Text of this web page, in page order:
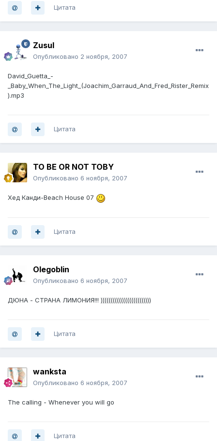
Цитата
Zusul
Опубликовано 2 ноября, 2007
David_Guetta_-
_Baby_When_The_Light_(Joachim_Garraud_And_Fred_Rister_Remix
).mp3
Цитата
TO BE OR NOT TOBY
Опубликовано 6 ноября, 2007
Хед Канди-Beach House 07
Цитата
Olegoblin
Опубликовано 6 ноября, 2007
ДЮНА - СТРАНА ЛИМОНИЯ!!! ))))))))))))))))))))))))))
Цитата
wanksta
Опубликовано 6 ноября, 2007
The calling - Whenever you will go
Цитата